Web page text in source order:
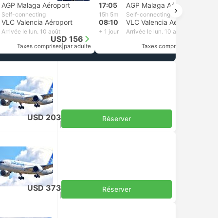
AGP Malaga Aéroport
Self-connecting
VLC Valencia Aéroport
Arrivée le lun. 10 août
USD 156
Taxes comprises par adulte
17:05 AGP Malaga Aéroport
15h 5m Self-connecting
08:10 VLC Valencia Aéroport
+ 1 jour Arrivée le lun. 10 août
Taxes comprises
USD 203 Réserver
USD 373 Réserver